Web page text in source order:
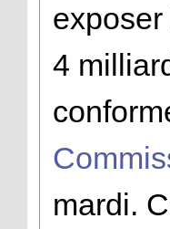
4
mardi.